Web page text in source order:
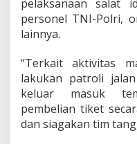
pelaksanaan salat
personel TNI-Polri,
lainnya.
“Terkait aktivitas
lakukan patroli
keluar masuk
pembelian tiket
dan siagakan tim